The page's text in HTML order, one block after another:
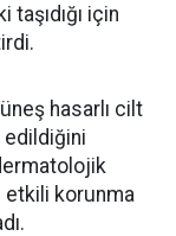
için
hasarlı cilt
edildiğini
etkili korunma